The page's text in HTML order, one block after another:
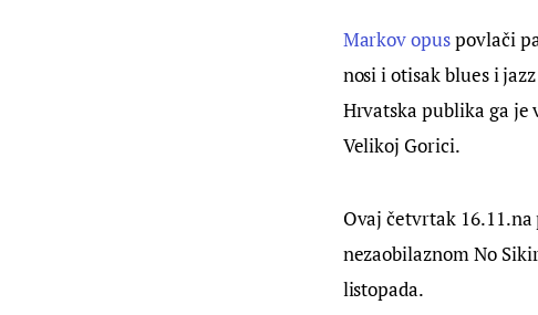
Markov opus povlači
nosi i otisak blues i
Hrvatska publika ga
Velikoj Gorici.
Ovaj četvrtak
nezaobilaznom No
listopada.